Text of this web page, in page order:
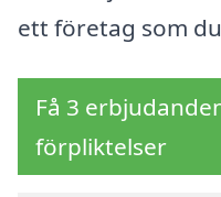
ett företag som
Få 3
förpliktelser